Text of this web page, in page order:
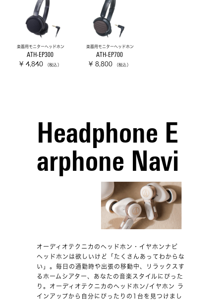
楽器用モニターヘッドホン
ATH-EP300
¥ 4,840 （税込）
楽器用モニターヘッドホン
ATH-EP700
¥ 8,800 （税込）
Headphone E
arphone Navi
オーディオテクニカのヘッドホン・イヤホンナビ
ヘッドホンは欲しいけど「たくさんあってわからな
い」。毎日の通勤時や出張の移動中、リラックスす
るホームシアター、あなたの音楽スタイルにぴった
り。オーディオテクニカのヘッドホン/イヤホン ラ
インアップから自分にぴったりの1台を見つけまし